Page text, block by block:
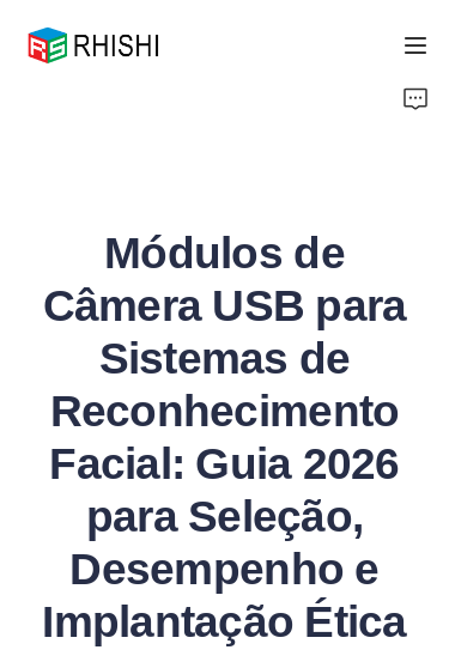
Módulos de
Câmera USB para
Sistemas de
Reconhecimento
Facial: Guia 2026
para Seleção,
Desempenho e
Implantação Ética
About Us
News